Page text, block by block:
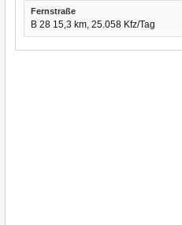
Fernstraße
B 28 15,3 km, 25.058 Kfz/Tag